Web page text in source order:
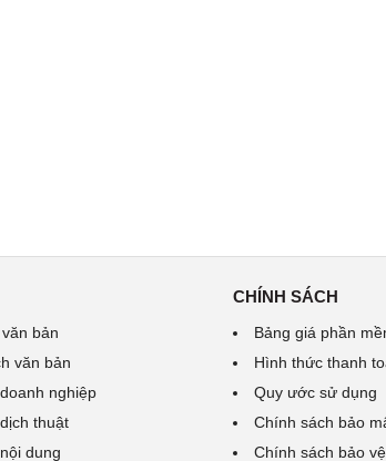
bản
văn bản
nghiệp
thuật
dung
CHÍNH SÁCH
Bảng giá phần
Hình thức thanh
Quy ước sử dụng
Chính sách bảo
Chính sách bảo